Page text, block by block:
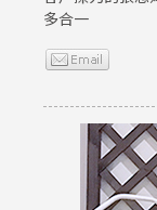
多合一